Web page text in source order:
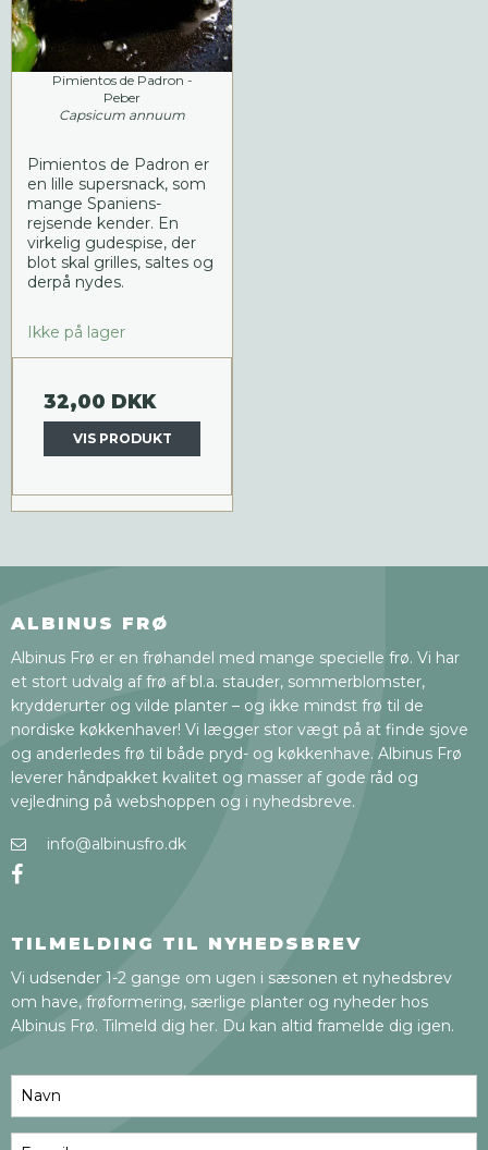
Pimientos de Padron -
Peber
Capsicum annuum
Pimientos de Padron er
en lille supersnack, som
mange Spaniens-
rejsende kender. En
virkelig gudespise, der
blot skal grilles, saltes og
derpå nydes.
Ikke på lager
32,00 DKK
VIS PRODUKT
ALBINUS FRØ
Albinus Frø er en frøhandel med mange specielle frø. Vi har
et stort udvalg af frø af bl.a. stauder, sommerblomster,
krydderurter og vilde planter – og ikke mindst frø til de
nordiske køkkenhaver! Vi lægger stor vægt på at finde sjove
og anderledes frø til både pryd- og køkkenhave. Albinus Frø
leverer håndpakket kvalitet og masser af gode råd og
vejledning på webshoppen og i nyhedsbreve.
info@albinusfro.dk
TILMELDING TIL NYHEDSBREV
Vi udsender 1-2 gange om ugen i sæsonen et nyhedsbrev
om have, frøformering, særlige planter og nyheder hos
Albinus Frø. Tilmeld dig her. Du kan altid framelde dig igen.